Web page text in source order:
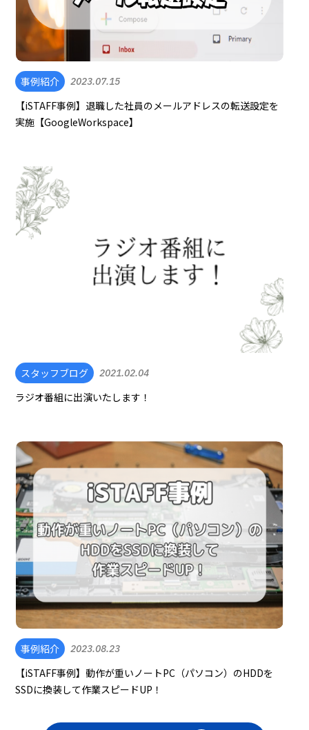
事例紹介 2023.07.15
【iSTAFF事例】退職した社員のメールアドレスの転送設定を
実施【GoogleWorkspace】
スタッフブログ 2021.02.04
ラジオ番組に出演いたします！
事例紹介 2023.08.23
【iSTAFF事例】動作が重いノートPC（パソコン）のHDDを
SSDに換装して作業スピードUP！